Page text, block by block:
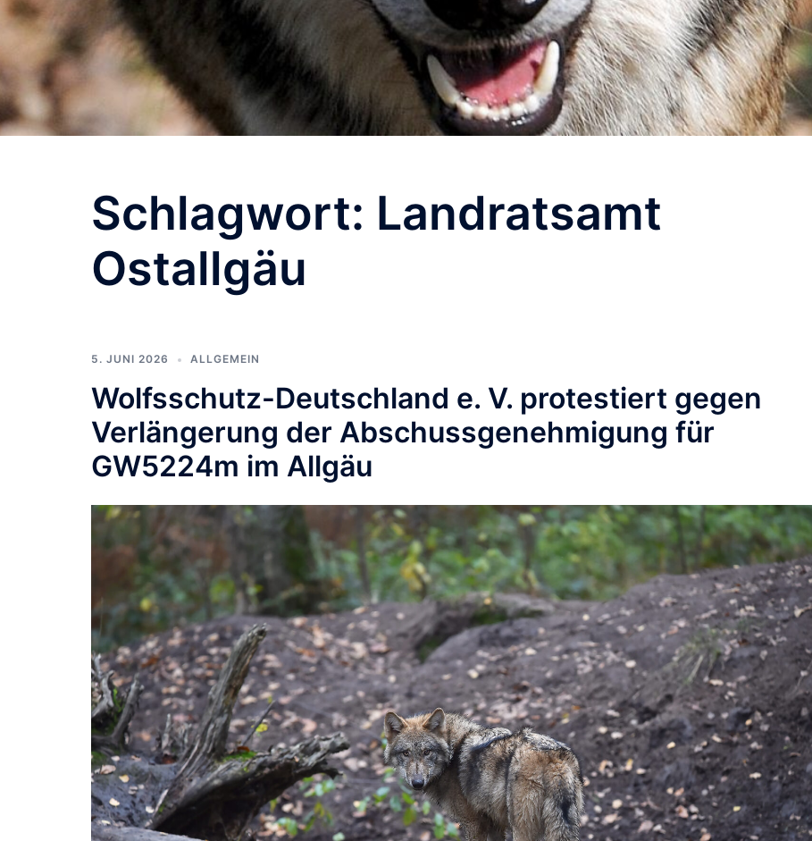
Schlagwort: Landratsamt
Ostallgäu
5. JUNI 2026 ALLGEMEIN
Wolfsschutz-Deutschland e. V. protestiert gegen
Verlängerung der Abschussgenehmigung für
GW5224m im Allgäu